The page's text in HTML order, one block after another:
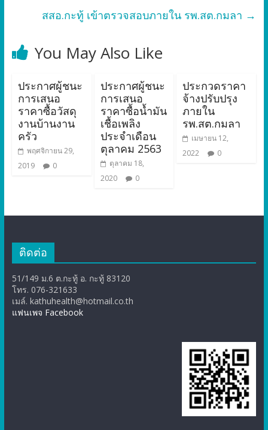
สสอ.กะทู้ เข้าตรวจสอบภายใน รพ.สต.กมลา →
You May Also Like
ประกาศผู้ชนะ
การเสนอ
ราคาซื้อวัสดุ
งานบ้านงาน
ครัว
พฤศจิกายน 29,
2019
0
ประกาศผู้ชนะ
การเสนอ
ราคาซื้อน้ำมัน
เชื้อเพลิง
ประจำเดือน
ตุลาคม 2563
ตุลาคม 18,
2020
0
ประกวดราคา
จ้างปรับปรุง
ภายใน
รพ.สต.กมลา
เมษายน 12,
2022
0
ติดต่อ
51/149 ม.6 ต.กะทู้ อ. กะทู้ 83120
โทร. 076-321633
เมล์. kathuhealth@hotmail.co.th
แฟนเพจ Facebook